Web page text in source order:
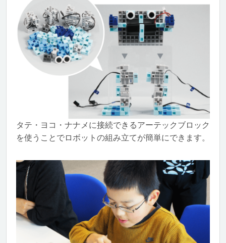
タテ・ヨコ・ナナメに接続できるアーテックブロック
を使うことでロボットの組み立てが簡単にできます。